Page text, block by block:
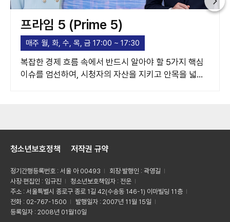
프라임 5 (Prime 5)
매주 월, 화, 수, 목, 금 17:00 ~ 17:30
복잡한 경제 흐름 속에서 반드시 알아야 할 5가지 핵심
이슈를 엄선하여, 시청자의 자산을 지키고 안목을 넓혀
청소년보호정책 저작권 규약
정기간행등록번호 : 서울 아 00493
회장·발행인 : 곽영길
사장·편집인 : 임규진
청소년보호책임자 : 전운
주소 : 서울특별시 종로구 종로 1길 42(수송동 146-1) 이마빌딩 11층
전화 : 02-767-1500
발행일자 : 2007년 11월 15일
등록일자 : 2008년 01월10일